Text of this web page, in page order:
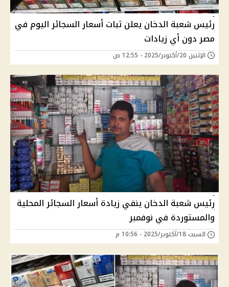
رئيس شعبة الدخان يعلن ثبات أسعار السجائر اليوم في
مصر دون أي زيادات
الإثنين 20/أكتوبر/2025 - 12:55 ص
رئيس شعبة الدخان ينفي زيادة أسعار السجائر المحلية
والمستوردة في نوفمبر
السبت 18/أكتوبر/2025 - 10:56 م